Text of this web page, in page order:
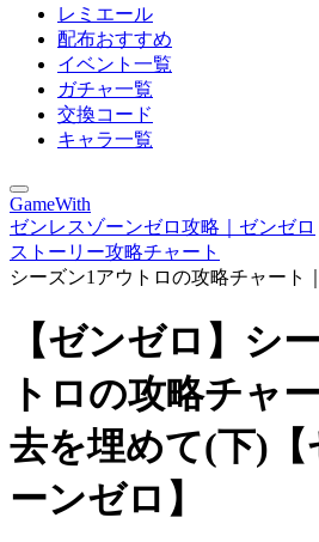
レミエール
配布おすすめ
イベント一覧
ガチャ一覧
交換コード
キャラ一覧
GameWith
ゼンレスゾーンゼロ攻略｜ゼンゼロ
ストーリー攻略チャート
シーズン1アウトロの攻略チャート
【ゼンゼロ】シ
トロの攻略チャ
去を埋めて(下)
ーンゼロ】